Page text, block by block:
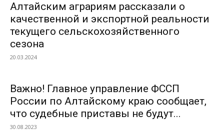
Алтайским аграриям рассказали о
качественной и экспортной реальности
текущего сельскохозяйственного
сезона
20.03.2024
Важно! Главное управление ФССП
России по Алтайскому краю сообщает,
что судебные приставы не будут...
30.08.2023